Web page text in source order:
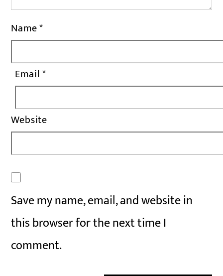
Name*
Email*
Website
Save my name, email, and website in
this browser for the next time I
comment.